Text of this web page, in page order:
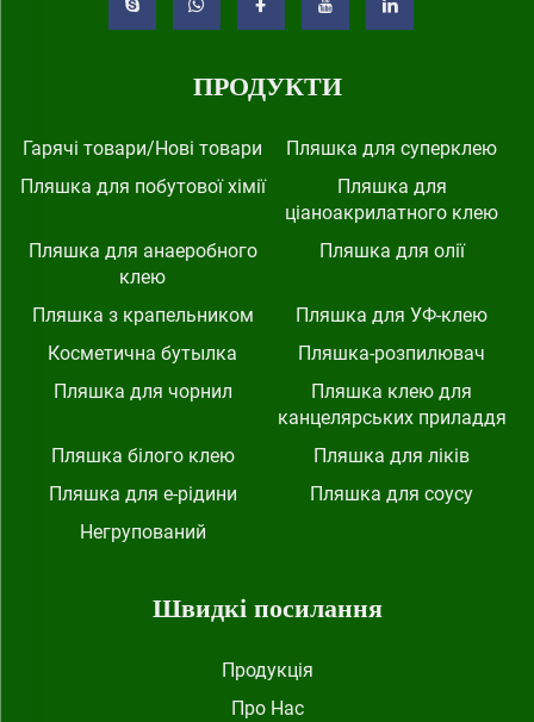
ПРОДУКТИ
Гарячі товари/Нові товари
Пляшка для суперклею
Пляшка для побутової хімії
Пляшка для
ціаноакрилатного клею
Пляшка для анаеробного
клею
Пляшка для олії
Пляшка з крапельником
Пляшка для УФ-клею
Косметична бутылка
Пляшка-розпилювач
Пляшка для чорнил
Пляшка клею для
канцелярських приладдя
Пляшка білого клею
Пляшка для ліків
Пляшка для е-рідини
Пляшка для соусу
Негрупований
Швидкі посилання
Продукція
Про Нас